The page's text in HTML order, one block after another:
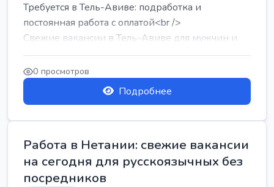
Требуется в Тель-Авиве: подработка и
постоянная работа с оплатой<br />
Свежие вакансии в Тель-Авиве для мужчин и
женщин от хозя...
0 просмотров
Подробнее
Работа в Нетании: свежие вакансии
на сегодня для русскоязычных без
посредников